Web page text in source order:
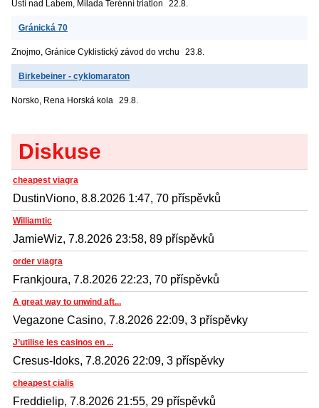
Ústí nad Labem, Milada Terénní triatlon 22.8.
Gránická 70
Znojmo, Gránice Cyklistický závod do vrchu 23.8.
Birkebeiner - cyklomaraton
Norsko, Rena Horská kola 29.8.
Diskuse
cheapest viagra
DustinViono, 8.8.2026 1:47, 70 příspěvků
Williamtic
JamieWiz, 7.8.2026 23:58, 89 příspěvků
order viagra
Frankjoura, 7.8.2026 22:23, 70 příspěvků
A great way to unwind aft...
Vegazone Casino, 7.8.2026 22:09, 3 příspěvky
J’utilise les casinos en ...
Cresus-Idoks, 7.8.2026 22:09, 3 příspěvky
cheapest cialis
Freddielip, 7.8.2026 21:55, 29 příspěvků